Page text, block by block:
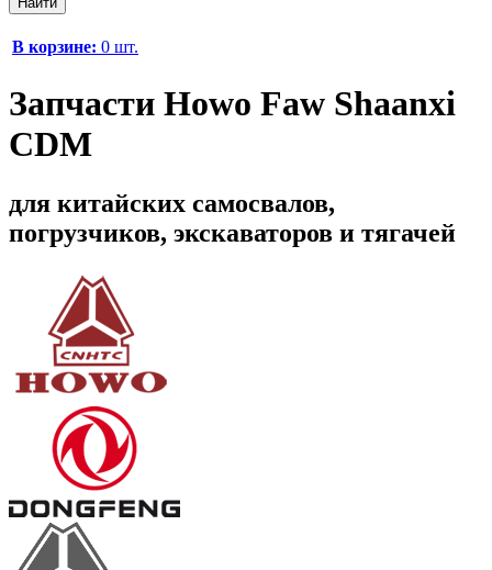
В корзине: 0 шт.
Запчасти Howo Faw Shaanxi
CDM
для китайских самосвалов,
погрузчиков, экскаваторов и тягачей